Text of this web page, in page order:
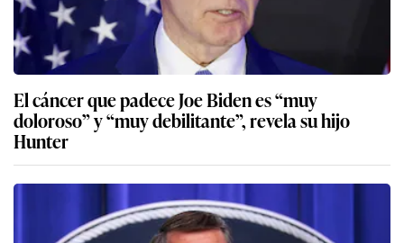
El cáncer que padece Joe Biden es “muy
doloroso” y “muy debilitante”, revela su hijo
Hunter